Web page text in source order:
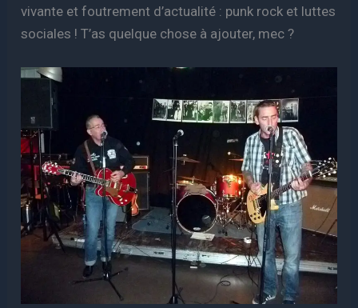
vivante et foutrement d’actualité : punk rock et luttes
sociales ! T’as quelque chose à ajouter, mec ?